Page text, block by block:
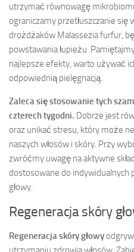
utrzymać równowagę
ograniczamy przetłuszczanie się
drożdżaków Malassezia furfur,
powstawania łupieżu.
najlepsze efekty, warto używać
odpowiednią pielęgnacją.
Zaleca się stosowanie tych
czterech tygodni. Dobrze jest
oraz unikać stresu, który może
naszych włosów i skóry. Przy
zwróćmy uwagę na aktywne
dostosowane do indywidualnych
głowy.
Regeneracja skóry
Regeneracja skóry głowy